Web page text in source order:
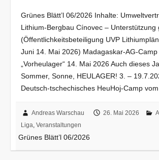
Grünes Blätt’l 06/2026 Inhalte:
Lithium-Bergbau Cínovec – Unterstützung
(Öffentlichkeitsbeteiligung UVP
Juni 14. Mai 2026) Madagaskar-AG-Camp
„Vorheulager“ 14. Mai 2026 Auch dieses
Sommer, Sonne, HEULAGER! 3. –
Deutsch-tschechisches HeuHoj-Camp
Andreas Warschau 26. Mai 2026
Liga,Veranstaltungen
Grünes Blätt’l 06/2026